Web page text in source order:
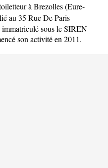
à Brezolles(Eure-
au 35 Rue De Paris
sous le SIREN
son activité en 2011.